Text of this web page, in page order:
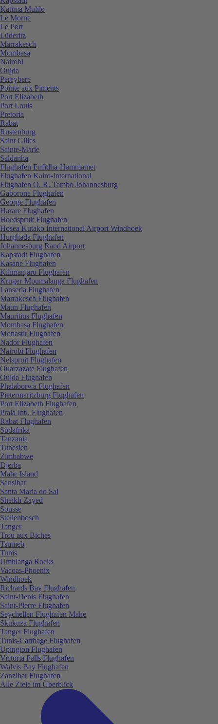
Katima Mulilo
Le Morne
Le Port
Lüderitz
Marrakesch
Mombasa
Nairobi
Oujda
Pereybere
Pointe aux Piments
Port Elizabeth
Port Louis
Pretoria
Rabat
Rustenburg
Saint Gilles
Sainte-Marie
Saldanha
Flughafen Enfidha-Hammamet
Flughafen Kairo-International
Flughafen O. R. Tambo Johannesburg
Gaborone Flughafen
George Flughafen
Harare Flughafen
Hoedspruit Flughafen
Hosea Kutako International Airport Windhoek
Hurghada Flughafen
Johannesburg Rand Airport
Kapstadt Flughafen
Kasane Flughafen
Kilimanjaro Flughafen
Kruger-Mpumalanga Flughafen
Lanseria Flughafen
Marrakesch Flughafen
Maun Flughafen
Mauritius Flughafen
Mombasa Flughafen
Monastir Flughafen
Nador Flughafen
Nairobi Flughafen
Nelspruit Flughafen
Ouarzazate Flughafen
Oujda Flughafen
Phalaborwa Flughafen
Pietermaritzburg Flughafen
Port Elizabeth Flughafen
Praia Intl. Flughafen
Rabat Flughafen
Südafrika
Tanzania
Tunesien
Zimbabwe
Djerba
Mahe Island
Sansibar
Santa Maria do Sal
Sheikh Zayed
Sousse
Stellenbosch
Tanger
Trou aux Biches
Tsumeb
Tunis
Umhlanga Rocks
Vacoas-Phoenix
Windhoek
Richards Bay Flughafen
Saint-Denis Flughafen
Saint-Pierre Flughafen
Seychellen Flughafen Mahe
Skukuza Flughafen
Tanger Flughafen
Tunis-Carthage Flughafen
Upington Flughafen
Victoria Falls Flughafen
Walvis Bay Flughafen
Zanzibar Flughafen
Alle Ziele im Überblick